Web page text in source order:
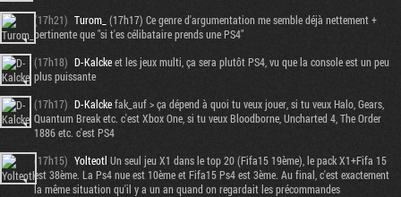
(17h21) Turom_ (17h17) Ce genre d'argumentation me semble déjà nettement +
pertinente que "si t'es célibataire prends une PS4"
(17h18) D-Kalckeet les jeux multi, ça sera plutôt PS4, vu que la console est un peu
plus puissante
(17h17) D-Kalckefak_auf > ça dépend à quoi tu veux jouer, si tu veux Halo, Gears,
Quantum Break etc. c'est Xbox One, si tu veux Bloodborne, Uncharted 4, The Order
1886 etc. c'est PS4
(17h15) Yolteotl Un seul jeu X1 dans le top 20 (Fifa15 19ème), le pack X1+Fifa 15
est 38ème. La Ps4 nue est 10ème et Fifa15 Ps4 est 3ème. Au final, c'est exactement
la même situation qu'il y a un an quand on regardait les précommandes